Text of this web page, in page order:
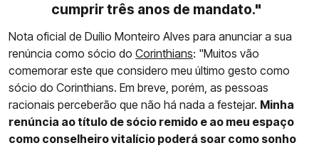
cumprir três anos de mandato."
Nota oficial de Duílio Monteiro Alves para anunciar a sua
renúncia como sócio do Corinthians: "Muitos vão
comemorar este que considero meu último gesto como
sócio do Corinthians. Em breve, porém, as pessoas
racionais perceberão que não há nada a festejar. Minha
renúncia ao título de sócio remido e ao meu espaço
como conselheiro vitalício poderá soar como sonho